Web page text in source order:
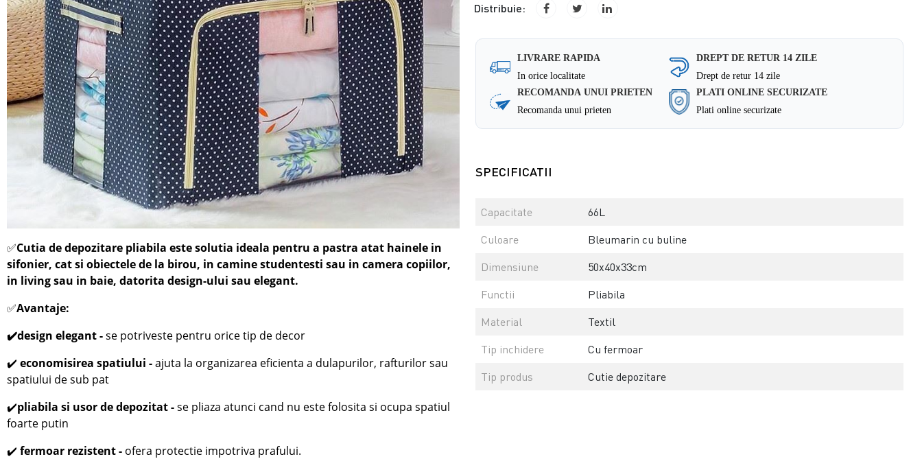
✅Cutia de depozitare pliabila este solutia ideala pentru a pastra atat hainele in
sifonier, cat si obiectele de la birou, in camine studentesti sau in camera copiilor,
in living sau in baie, datorita design-ului sau elegant.
✅Avantaje:
✔️design elegant -se potriveste pentru orice tip de decor
✔️economisirea spatiului -ajuta la organizarea eficienta a dulapurilor, rafturilor sau
spatiului de sub pat
✔️pliabila si usor de depozitat -se pliaza atunci cand nu este folosita si ocupa spatiul
foarte putin
✔️ fermoar rezistent - ofera protectie impotriva prafului.
Distribuie:
LIVRARE RAPIDA
In orice localitate
DREPT DE RETUR 14 ZILE
Drept de retur 14 zile
RECOMANDA UNUI PRIETEN
Recomanda unui prieten
PLATI ONLINE SECURIZATE
Plati online securizate
SPECIFICATII
Capacitate
66L
Culoare
Bleumarin cu buline
Dimensiune
50x40x33cm
Functii
Pliabila
Material
Textil
Tip inchidere
Cu fermoar
Tip produs
Cutie depozitare